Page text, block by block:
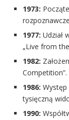
1973:
1977: Udział
„Live from
1982:
Competition”.
1986:
tysięczną
1990: